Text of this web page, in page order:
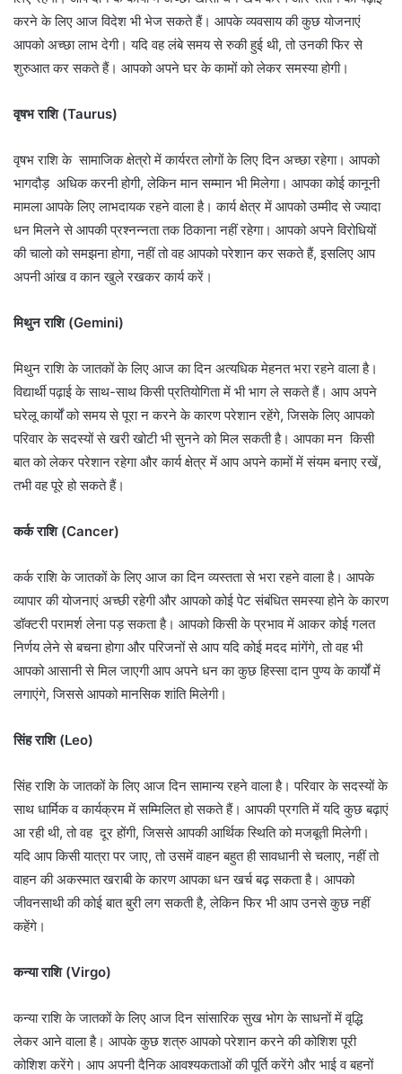
करने के लिए आज विदेश भी भेज सकते हैं। आपके व्यवसाय की कुछ योजनाएं
आपको अच्छा लाभ देगी। यदि वह लंबे समय से रुकी हुई थी, तो उनकी फिर से
शुरुआत कर सकते हैं। आपको अपने घर के कामों को लेकर समस्या होगी।
वृषभ राशि (Taurus)
वृषभ राशि के सामाजिक क्षेत्रो में कार्यरत लोगों के लिए दिन अच्छा रहेगा। आपको
भागदौड़ अधिक करनी होगी, लेकिन मान सम्मान भी मिलेगा। आपका कोई कानूनी
मामला आपके लिए लाभदायक रहने वाला है। कार्य क्षेत्र में आपको उम्मीद से ज्यादा
धन मिलने से आपकी प्रश्नन्नता तक ठिकाना नहीं रहेगा। आपको अपने विरोधियों
की चालो को समझना होगा, नहीं तो वह आपको परेशान कर सकते हैं, इसलिए आप
अपनी आंख व कान खुले रखकर कार्य करें।
मिथुन राशि (Gemini)
मिथुन राशि के जातकों के लिए आज का दिन अत्यधिक मेहनत भरा रहने वाला है।
विद्यार्थी पढ़ाई के साथ-साथ किसी प्रतियोगिता में भी भाग ले सकते हैं। आप अपने
घरेलू कार्यों को समय से पूरा न करने के कारण परेशान रहेंगे, जिसके लिए आपको
परिवार के सदस्यों से खरी खोटी भी सुनने को मिल सकती है। आपका मन किसी
बात को लेकर परेशान रहेगा और कार्य क्षेत्र में आप अपने कामों में संयम बनाए रखें,
तभी वह पूरे हो सकते हैं।
कर्क राशि (Cancer)
कर्क राशि के जातकों के लिए आज का दिन व्यस्तता से भरा रहने वाला है। आपके
व्यापार की योजनाएं अच्छी रहेगी और आपको कोई पेट संबंधित समस्या होने के कारण
डॉक्टरी परामर्श लेना पड़ सकता है। आपको किसी के प्रभाव में आकर कोई गलत
निर्णय लेने से बचना होगा और परिजनों से आप यदि कोई मदद मांगेंगे, तो वह भी
आपको आसानी से मिल जाएगी आप अपने धन का कुछ हिस्सा दान पुण्य के कार्यों में
लगाएंगे, जिससे आपको मानसिक शांति मिलेगी।
सिंह राशि (Leo)
सिंह राशि के जातकों के लिए आज दिन सामान्य रहने वाला है। परिवार के सदस्यों के
साथ धार्मिक व कार्यक्रम में सम्मिलित हो सकते हैं। आपकी प्रगति में यदि कुछ बढ़ाएं
आ रही थी, तो वह दूर होंगी, जिससे आपकी आर्थिक स्थिति को मजबूती मिलेगी।
यदि आप किसी यात्रा पर जाए, तो उसमें वाहन बहुत ही सावधानी से चलाए, नहीं तो
वाहन की अकस्मात खराबी के कारण आपका धन खर्च बढ़ सकता है। आपको
जीवनसाथी की कोई बात बुरी लग सकती है, लेकिन फिर भी आप उनसे कुछ नहीं
कहेंगे।
कन्या राशि (Virgo)
कन्या राशि के जातकों के लिए आज दिन सांसारिक सुख भोग के साधनों में वृद्धि
लेकर आने वाला है। आपके कुछ शत्रु आपको परेशान करने की कोशिश पूरी
कोशिश करेंगे। आप अपनी दैनिक आवश्यकताओं की पूर्ति करेंगे और भाई व बहनों